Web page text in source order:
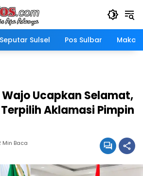
Seputar Sulsel Pos Sulbar
Ucapkan Selamat,
Aklamasi Pimpin
Min Baca